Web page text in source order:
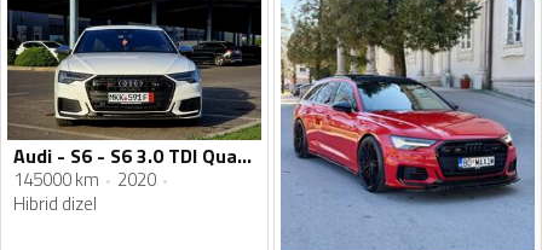
Audi - S6 - S6 3.0 TDI Quattro
145000 km
2020
Hibrid dizel